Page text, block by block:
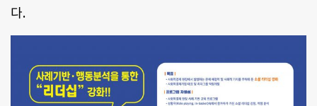
다.